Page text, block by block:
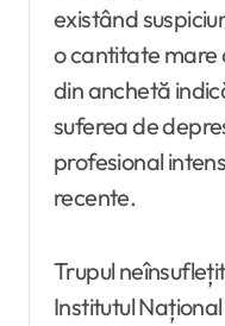
existând
o cantitate mare
din anchetă
suferea de
profesional
recente.
Trupul
Institutul